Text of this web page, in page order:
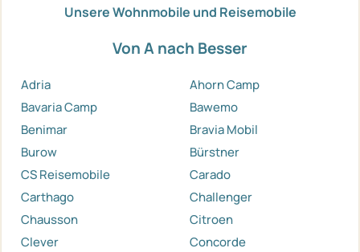
Unsere Wohnmobile und Reisemobile
Von A nach Besser
Adria
Ahorn Camp
Bavaria Camp
Bawemo
Benimar
Bravia Mobil
Burow
Bürstner
CS Reisemobile
Carado
Carthago
Challenger
Chausson
Citroen
Clever
Concorde